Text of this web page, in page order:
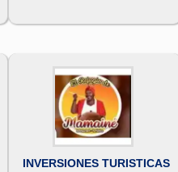
INVERSIONES TURISTICAS